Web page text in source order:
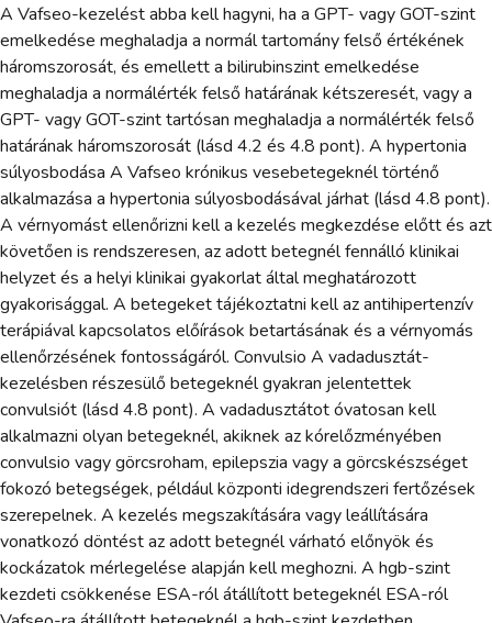
A Vafseo-kezelést abba kell hagyni, ha a GPT- vagy GOT-szint
emelkedése meghaladja a normál tartomány felső értékének
háromszorosát, és emellett a bilirubinszint emelkedése
meghaladja a normálérték felső határának kétszeresét, vagy a
GPT- vagy GOT-szint tartósan meghaladja a normálérték felső
határának háromszorosát (lásd 4.2 és 4.8 pont). A hypertonia
súlyosbodása A Vafseo krónikus vesebetegeknél történő
alkalmazása a hypertonia súlyosbodásával járhat (lásd 4.8 pont).
A vérnyomást ellenőrizni kell a kezelés megkezdése előtt és azt
követően is rendszeresen, az adott betegnél fennálló klinikai
helyzet és a helyi klinikai gyakorlat által meghatározott
gyakorisággal. A betegeket tájékoztatni kell az antihipertenzív
terápiával kapcsolatos előírások betartásának és a vérnyomás
ellenőrzésének fontosságáról. Convulsio A vadadusztát-
kezelésben részesülő betegeknél gyakran jelentettek
convulsiót (lásd 4.8 pont). A vadadusztátot óvatosan kell
alkalmazni olyan betegeknél, akiknek az kórelőzményében
convulsio vagy görcsroham, epilepszia vagy a görcskészséget
fokozó betegségek, például központi idegrendszeri fertőzések
szerepelnek. A kezelés megszakítására vagy leállítására
vonatkozó döntést az adott betegnél várható előnyök és
kockázatok mérlegelése alapján kell meghozni. A hgb-szint
kezdeti csökkenése ESA-ról átállított betegeknél ESA-ról